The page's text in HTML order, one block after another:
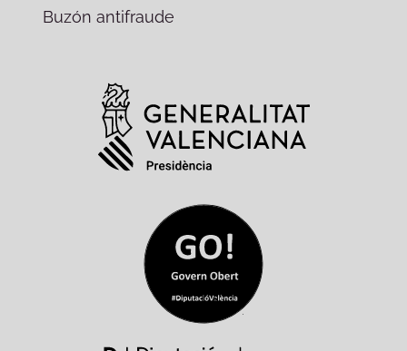
Buzón antifraude